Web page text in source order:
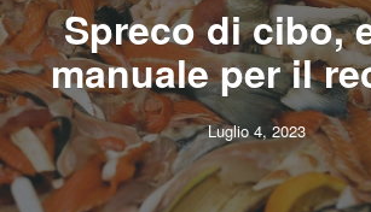
Spreco di cibo,
manuale per il
Luglio 4, 2023